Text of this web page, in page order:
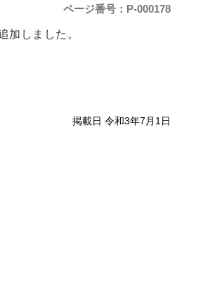
ページ番号：P-000178
加しました。
掲載日 令和3年7月1日